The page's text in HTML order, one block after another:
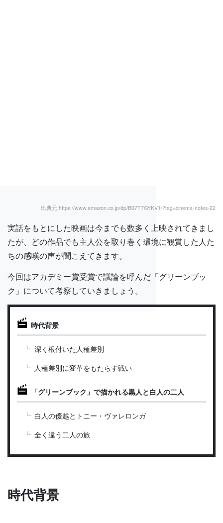
出典元:https://www.amazon.co.jp/dp/B07T7GYKV1/?tag=cinema-notes-22
実話をもとにした映画は今までも数多く上映されてきまし
たが、どの作品でも主人公を取り巻く環境に観賞した人た
ちの感嘆の声が聞こえてきます。
今回はアカデミー賞受賞で議論を呼んだ「グリーンブッ
ク」について考察していきましょう。
時代背景
深く根付いた人種差別
人種差別に変革をもたらす戦い
「グリーンブック」で描かれる黒人と白人の二人
白人の優越とトニー・ヴァレロンガ
全く違う二人の旅
時代背景